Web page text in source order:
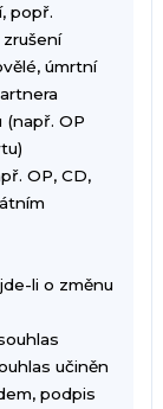
popř.
úmrtní
OP
OP, CD,
li o změnu
učiněn
podpis